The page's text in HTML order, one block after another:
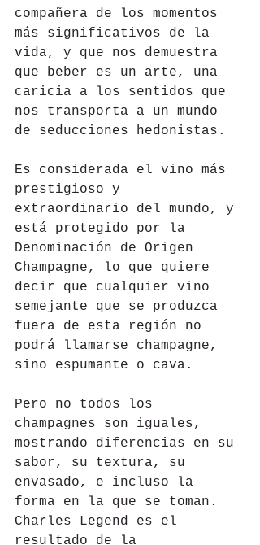
compañera de los momentos
más significativos de la
vida, y que nos demuestra
que beber es un arte, una
caricia a los sentidos que
nos transporta a un mundo
de seducciones hedonistas.
Es considerada el vino más
prestigioso y
extraordinario del mundo, y
está protegido por la
Denominación de Origen
Champagne, lo que quiere
decir que cualquier vino
semejante que se produzca
fuera de esta región no
podrá llamarse champagne,
sino espumante o cava.
Pero no todos los
champagnes son iguales,
mostrando diferencias en su
sabor, su textura, su
envasado, e incluso la
forma en la que se toman.
Charles Legend es el
resultado de la